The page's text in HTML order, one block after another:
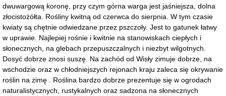
dwuwargową koronę, przy czym górna warga jest jaśniejsza, dolna
złocistożółta. Rośliny kwitną od czerwca do sierpnia. W tym czasie
kwiaty są chętnie odwiedzane przez pszczoły. Jest to gatunek łatwy
w uprawie. Najlepiej rośnie i kwitnie na stanowiskach ciepłych i
słonecznych, na glebach przepuszczalnych i niezbyt wilgotnych.
Dosyć dobrze znosi suszę. Na zachód od Wisły zimuje dobrze, na
wschodzie oraz w chłodniejszych rejonach kraju zaleca się okrywanie
roślin na zimę . Roślina bardzo dobrze prezentuje się w ogrodach
naturalistycznych, rustykalnych oraz sadzona na słonecznych